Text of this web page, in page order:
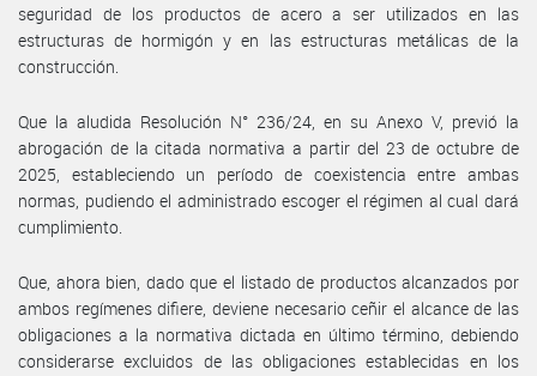
seguridad de los productos de acero a ser utilizados en las
estructuras de hormigón y en las estructuras metálicas de la
construcción.
Que la aludida Resolución N° 236/24, en su Anexo V, previó la
abrogación de la citada normativa a partir del 23 de octubre de
2025, estableciendo un período de coexistencia entre ambas
normas, pudiendo el administrado escoger el régimen al cual dará
cumplimiento.
Que, ahora bien, dado que el listado de productos alcanzados por
ambos regímenes difiere, deviene necesario ceñir el alcance de las
obligaciones a la normativa dictada en último término, debiendo
considerarse excluidos de las obligaciones establecidas en los